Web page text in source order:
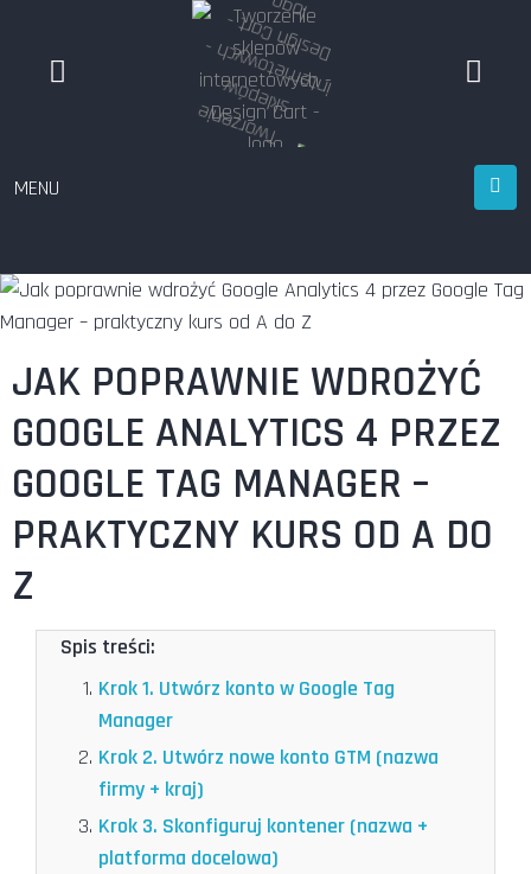
MENU
JAK POPRAWNIE WDROŻYĆ
GOOGLE ANALYTICS 4 PRZEZ
GOOGLE TAG MANAGER –
PRAKTYCZNY KURS OD A DO
Z
Spis treści:
Krok 1. Utwórz konto w Google Tag
Manager
Krok 2. Utwórz nowe konto GTM (nazwa
firmy + kraj)
Krok 3. Skonfiguruj kontener (nazwa +
platforma docelowa)